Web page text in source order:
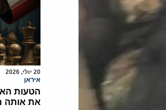
20 יולי, 2026
איראן
הטעות
את אותה